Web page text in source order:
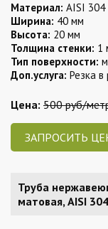
Материал: AISI 304
Ширина: 40 мм
Высота: 20 мм
Толщина стенки: 1
Тип поверхности:
Доп.услуга: Резка в
Цена: 500 руб/
ЗАПРОСИТЬ
Труба
матовая, AISI